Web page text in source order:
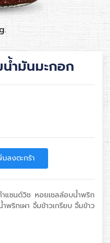
ำมันมะกอก
มลงตะกร้า
แซนด์วิช หอยเชลล์อบน้ำพริก
พริกเผา จิ้มข้าวเกรียบ จิ้มข้าว